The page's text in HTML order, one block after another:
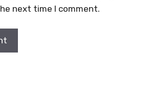
next time I comment.